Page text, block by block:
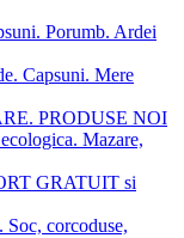
Porumb. Ardei
Capsuni. Mere
PRODUSE NOI
Mazare,
GRATUIT si
corcoduse,